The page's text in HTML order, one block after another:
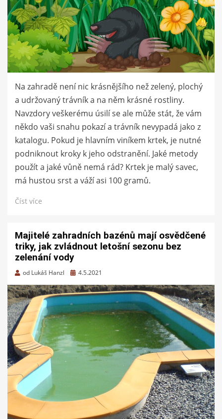
Na zahradě není nic krásnějšího než zelený, plochý
a udržovaný trávník a na něm krásné rostliny.
Navzdory veškerému úsilí se ale může stát, že vám
někdo vaši snahu pokazí a trávník nevypadá jako z
katalogu. Pokud je hlavním viníkem krtek, je nutné
podniknout kroky k jeho odstranění. Jaké metody
použít a jaké vůně nemá rád? Krtek je malý savec,
má hustou srst a váží asi 100 gramů.
Číst více
Majitelé zahradních bazénů mají osvědčené
triky, jak zvládnout letošní sezonu bez
zelenání vody
od Lukáš Hanzl
Zveřejněno
4.5.2021